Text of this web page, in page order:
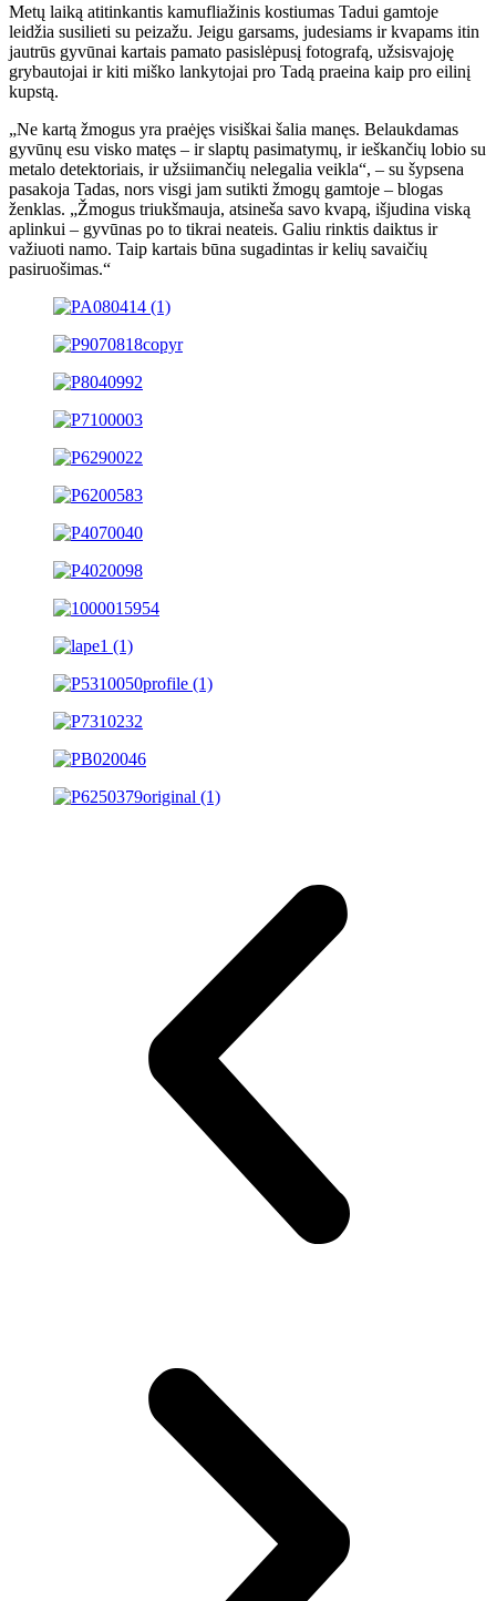
Metų laiką atitinkantis kamufliažinis kostiumas Tadui gamtoje
leidžia susilieti su peizažu. Jeigu garsams, judesiams ir kvapams itin
jautrūs gyvūnai kartais pamato pasislėpusį fotografą, užsisvajoję
grybautojai ir kiti miško lankytojai pro Tadą praeina kaip pro eilinį
kupstą.
„Ne kartą žmogus yra praėjęs visiškai šalia manęs. Belaukdamas
gyvūnų esu visko matęs – ir slaptų pasimatymų, ir ieškančių lobio su
metalo detektoriais, ir užsiimančių nelegalia veikla“, – su šypsena
pasakoja Tadas, nors visgi jam sutikti žmogų gamtoje – blogas
ženklas. „Žmogus triukšmauja, atsineša savo kvapą, išjudina viską
aplinkui – gyvūnas po to tikrai neateis. Galiu rinktis daiktus ir
važiuoti namo. Taip kartais būna sugadintas ir kelių savaičių
pasiruošimas.“